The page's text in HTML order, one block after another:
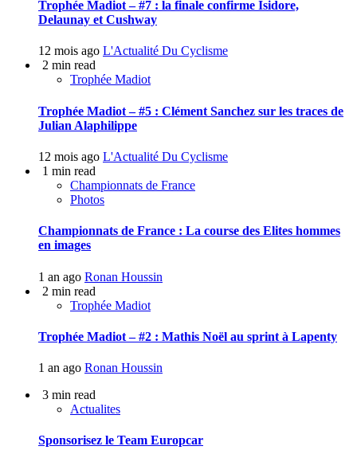
Trophée Madiot – #7 : la finale confirme Isidore,
Delaunay et Cushway
12 mois ago L'Actualité Du Cyclisme
2 min read
Trophée Madiot
Trophée Madiot – #5 : Clément Sanchez sur les traces de
Julian Alaphilippe
12 mois ago L'Actualité Du Cyclisme
1 min read
Championnats de France
Photos
Championnats de France : La course des Elites hommes
en images
1 an ago Ronan Houssin
2 min read
Trophée Madiot
Trophée Madiot – #2 : Mathis Noël au sprint à Lapenty
1 an ago Ronan Houssin
3 min read
Actualites
Sponsorisez le Team Europcar